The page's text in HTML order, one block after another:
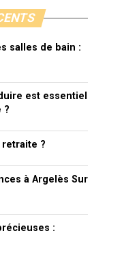
salles de bain :
est essentiel
?
?
à Argelès Sur
: